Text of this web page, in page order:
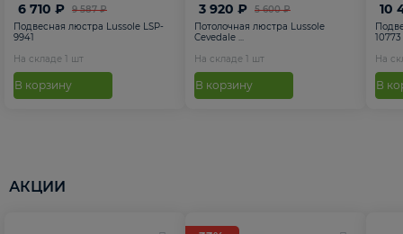
9 587 ₽
6 710 ₽
Подвесная люстра Lussole LSP-
9941
На складе 1 шт
В корзину
5 600 ₽
3 920 ₽
Потолочная люстра Lussole
Cevedale ...
На складе 1 шт
В корзину
10
10773
На
В
АКЦИИ